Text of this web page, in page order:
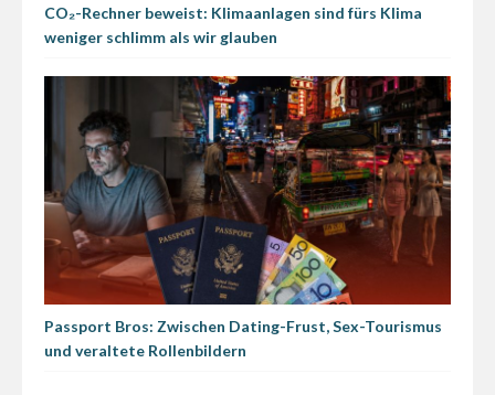
CO₂-Rechner beweist: Klimaanlagen sind fürs Klima
weniger schlimm als wir glauben
Passport Bros: Zwischen Dating-Frust, Sex-Tourismus
und veraltete Rollenbildern